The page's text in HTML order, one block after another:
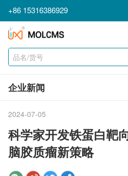
+86 15316386929
企业新闻
2024-07-05
科学家开发铁蛋白靶
脑胶质瘤新策略